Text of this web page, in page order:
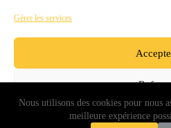
Gérer les services
Refuser
Voir les
Nous utilisons des cookies pour nous
meilleure expérience